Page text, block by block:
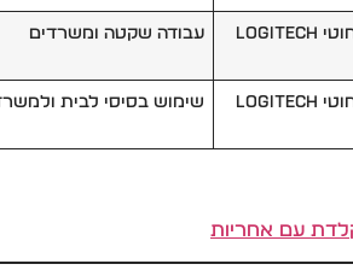
סט מקלדת ועכבר אלחוטי Logitech
עבודה שקטה ומשרדים
סט מקלדת ועכבר אלחוטי Logitech
שימוש בסיסי לבית
עם אחריות